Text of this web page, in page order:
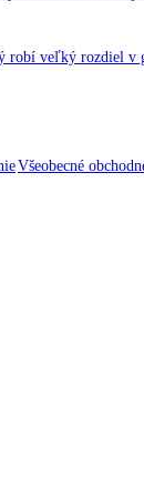
robí veľký rozdiel v
Všeobecné